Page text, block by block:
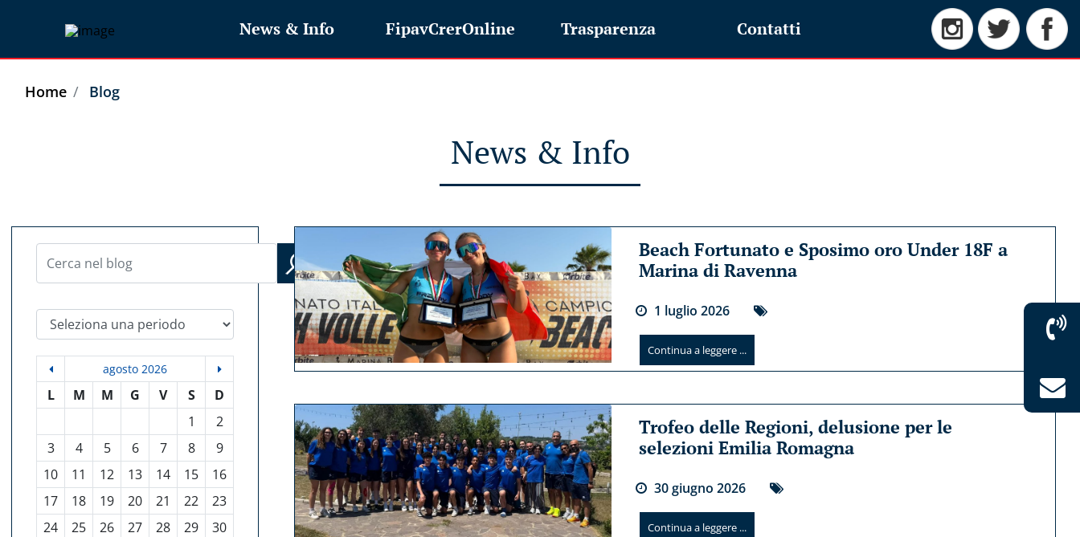
News & Info FipavCrerOnline Trasparenza Contatti
Home Blog
News & Info
Seleziona una periodo
agosto 2026
L M M G V S
D
1
2
3
4 5 6 7 8
9
10
11 12 13 14 15
16
17
18 19 20 21 22
23
24
25 26 27 28 29
30
Beach Fortunato e Sposimo oro Under 18F a
Marina di Ravenna
1 luglio 2026
Continua a leggere ...
Trofeo delle Regioni, delusione per le
selezioni Emilia Romagna
30giugno 2026
Continua a leggere ...